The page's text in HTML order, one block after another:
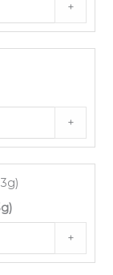
+
+
+